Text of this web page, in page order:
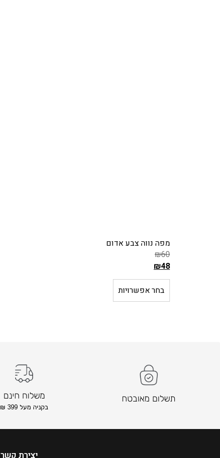
מפה נווה צבע אדום
₪60
₪48
ה
ח
ה
₪
בחר אפשרויות
תשלום מאובטח משלוח חינם
בקניה מעל 399 ₪
יצירת קשר